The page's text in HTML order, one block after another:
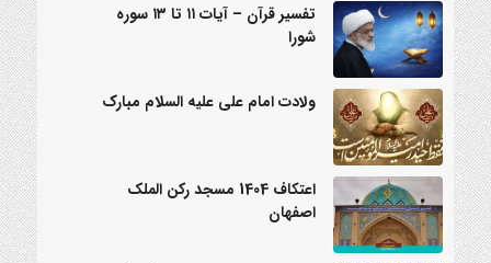
تفسیر قرآن – آیات ۱۱ تا ۱۳ سوره
شورا
ولادت امام علی علیه السلام مبارک
اعتکاف 1404 مسجد رکن الملک
اصفهان